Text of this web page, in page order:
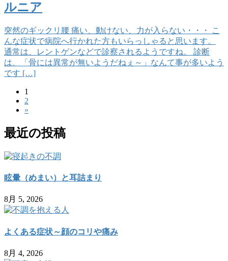
ルニア
突然のギックリ腰 痛い、動けない、力が入らない・・・ こ
んな症状で病院へ行かれた方もいらっしゃると思います。
通常は、レントゲンなどで診察されるようですね。 診断
は、「骨には異常が無いようだねぇ～」なんて事が多いよう
です […]
の
ー
ジ
送
り
固
定
ペ
ジ
1
固
定
ー
2
»
最近の投稿
眩暈（めまい）と耳詰まり
8月 5, 2026
よくある症状～顔のコリや痛み
8月 4, 2026